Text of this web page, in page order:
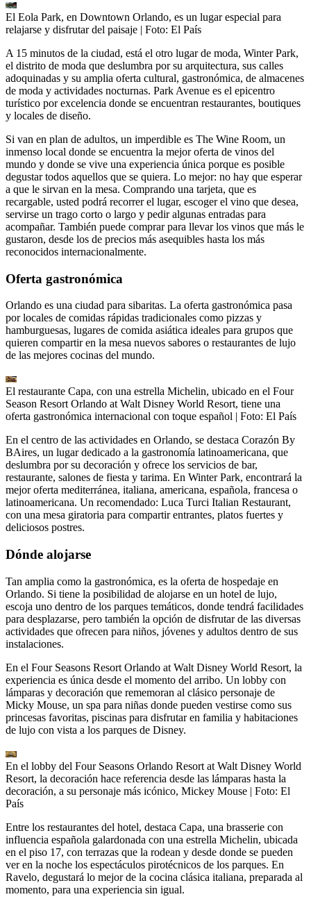
El Eola Park, en Downtown Orlando, es un lugar especial para
relajarse y disfrutar del paisaje | Foto: El País
A 15 minutos de la ciudad, está el otro lugar de moda, Winter Park,
el distrito de moda que deslumbra por su arquitectura, sus calles
adoquinadas y su amplia oferta cultural, gastronómica, de almacenes
de moda y actividades nocturnas. Park Avenue es el epicentro
turístico por excelencia donde se encuentran restaurantes, boutiques
y locales de diseño.
Si van en plan de adultos, un imperdible es The Wine Room, un
inmenso local donde se encuentra la mejor oferta de vinos del
mundo y donde se vive una experiencia única porque es posible
degustar todos aquellos que se quiera. Lo mejor: no hay que esperar
a que le sirvan en la mesa. Comprando una tarjeta, que es
recargable, usted podrá recorrer el lugar, escoger el vino que desea,
servirse un trago corto o largo y pedir algunas entradas para
acompañar. También puede comprar para llevar los vinos que más le
gustaron, desde los de precios más asequibles hasta los más
reconocidos internacionalmente.
Oferta gastronómica
Orlando es una ciudad para sibaritas. La oferta gastronómica pasa
por locales de comidas rápidas tradicionales como pizzas y
hamburguesas, lugares de comida asiática ideales para grupos que
quieren compartir en la mesa nuevos sabores o restaurantes de lujo
de las mejores cocinas del mundo.
El restaurante Capa, con una estrella Michelin, ubicado en el Four
Season Resort Orlando at Walt Disney World Resort, tiene una
oferta gastronómica internacional con toque español | Foto: El País
En el centro de las actividades en Orlando, se destaca Corazón By
BAires, un lugar dedicado a la gastronomía latinoamericana, que
deslumbra por su decoración y ofrece los servicios de bar,
restaurante, salones de fiesta y tarima. En Winter Park, encontrará la
mejor oferta mediterránea, italiana, americana, española, francesa o
latinoamericana. Un recomendado: Luca Turci Italian Restaurant,
con una mesa giratoria para compartir entrantes, platos fuertes y
deliciosos postres.
Dónde alojarse
Tan amplia como la gastronómica, es la oferta de hospedaje en
Orlando. Si tiene la posibilidad de alojarse en un hotel de lujo,
escoja uno dentro de los parques temáticos, donde tendrá facilidades
para desplazarse, pero también la opción de disfrutar de las diversas
actividades que ofrecen para niños, jóvenes y adultos dentro de sus
instalaciones.
En el Four Seasons Resort Orlando at Walt Disney World Resort, la
experiencia es única desde el momento del arribo. Un lobby con
lámparas y decoración que rememoran al clásico personaje de
Micky Mouse, un spa para niñas donde pueden vestirse como sus
princesas favoritas, piscinas para disfrutar en familia y habitaciones
de lujo con vista a los parques de Disney.
En el lobby del Four Seasons Orlando Resort at Walt Disney World
Resort, la decoración hace referencia desde las lámparas hasta la
decoración, a su personaje más icónico, Mickey Mouse | Foto: El
País
Entre los restaurantes del hotel, destaca Capa, una brasserie con
influencia española galardonada con una estrella Michelin, ubicada
en el piso 17, con terrazas que la rodean y desde donde se pueden
ver en la noche los espectáculos pirotécnicos de los parques. En
Ravelo, degustará lo mejor de la cocina clásica italiana, preparada al
momento, para una experiencia sin igual.